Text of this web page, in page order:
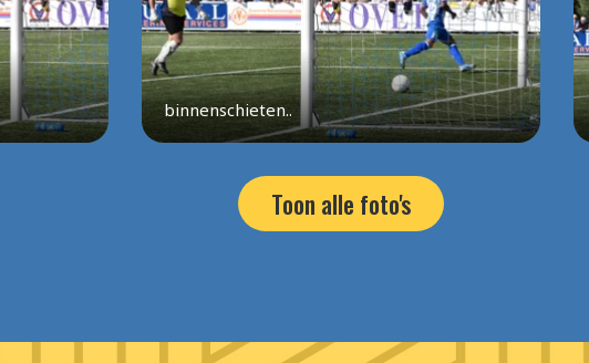
binnenschieten..
Toon alle foto's